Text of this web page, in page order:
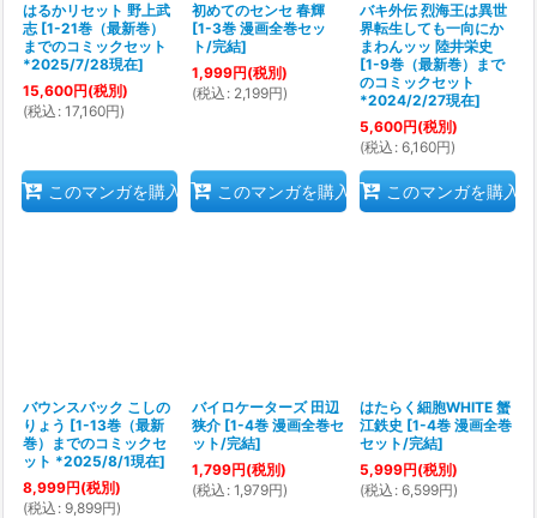
はるかリセット 野上武
志 [1-21巻（最新巻）
までのコミックセット
*2025/7/28現在]
15,600円(税別)
(税込 : 17,160円)
このマンガを購入
初めてのセンセ 春輝
[1-3巻 漫画全巻セッ
ト/完結]
1,999円(税別)
(税込 : 2,199円)
このマンガを購入
バキ外伝 烈海王は異世
界転生しても一向にか
まわんッッ 陸井栄史
[1-9巻（最新巻）まで
のコミックセット
*2024/2/27現在]
5,600円(税別)
(税込 : 6,160円)
このマンガを購入
バウンスバック こしの
りょう [1-13巻（最新
巻）までのコミックセ
ット *2025/8/1現在]
8,999円(税別)
(税込 : 9,899円)
バイロケーターズ 田辺
狭介 [1-4巻 漫画全巻セ
ット/完結]
1,799円(税別)
(税込 : 1,979円)
はたらく細胞WHITE 蟹
江鉄史 [1-4巻 漫画全巻
セット/完結]
5,999円(税別)
(税込 : 6,599円)